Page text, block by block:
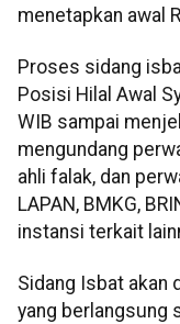
menetapkan awal
Proses sidang
Posisi Hilal Awal
WIB sampai
mengundang
ahli falak, dan
LAPAN, BMKG,
instansi terkait
Sidang Isbat akan
yang berlangsung